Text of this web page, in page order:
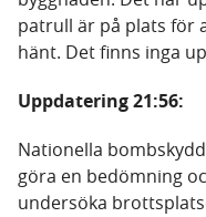
patrull är på plats för
hänt. Det finns inga
Uppdatering 21:56:
Nationella
göra en bedömning
undersöka